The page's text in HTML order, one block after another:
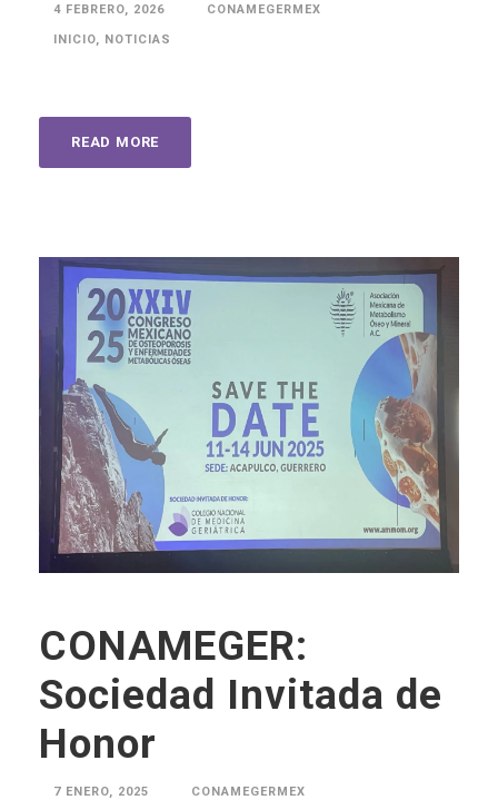
4 FEBRERO, 2026 CONAMEGERMEX
INICIO, NOTICIAS
READ MORE
CONAMEGER:
Sociedad Invitada de
Honor
7 ENERO, 2025 CONAMEGERMEX